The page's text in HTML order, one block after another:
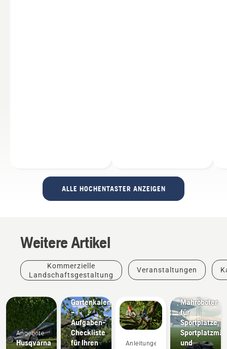
ALLE HOCHENTASTER ANZEIGEN
Weitere Artikel
Kommerzielle
Landschaftsgestaltung
Veranstaltungen
Angebote
Husqvarna
Anleitungen
&
Gartenkalender
–
Aufgaben-
Checkliste
für Ihren
Anleitungen
Mähroboter
für
Sportplätze,
und